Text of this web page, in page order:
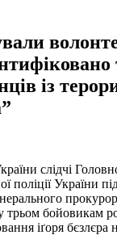
із
слідчі
поліції України
трьом бойовикам
іґоря бєзлєра